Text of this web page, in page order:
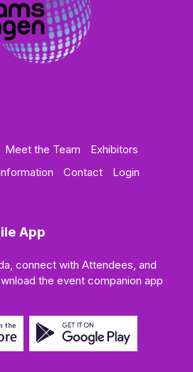
Meet the Team
Exhibitors
Contact Login
App
connect with Attendees, and
the event companion app